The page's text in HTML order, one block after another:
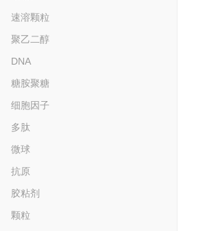
速溶颗粒
聚乙二醇
DNA
糖胺聚糖
细胞因子
多肽
微球
抗原
胶粘剂
颗粒